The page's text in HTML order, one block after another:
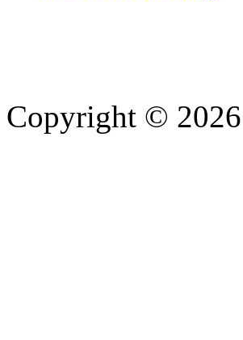
Copyright ©